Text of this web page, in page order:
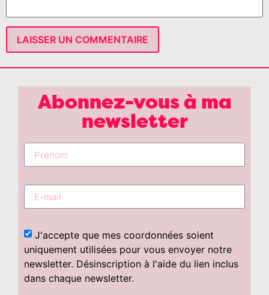
Abonnez-vous à ma
newsletter
J'accepte que mes coordonnées soient
uniquement utilisées pour vous envoyer notre
newsletter. Désinscription à l'aide du lien inclus
dans chaque newsletter.